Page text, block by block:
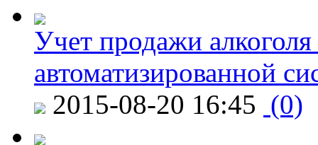
Учет продажи
автоматизированной
2015-08-20 16:45 (0)